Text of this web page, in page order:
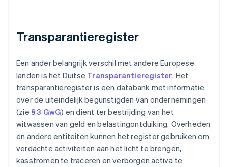
Transparantieregister
Een ander belangrijk verschil met andere Europese
landen is het Duitse Transparantieregister. Het
transparantieregister is een databank met informatie
over de uiteindelijk begunstigden van ondernemingen
(zie § 3 GwG) en dient ter bestrijding van het
witwassen van geld en belastingontduiking. Overheden
en andere entiteiten kunnen het register gebruiken om
verdachte activiteiten aan het licht te brengen,
kasstromen te traceren en verborgen activa te